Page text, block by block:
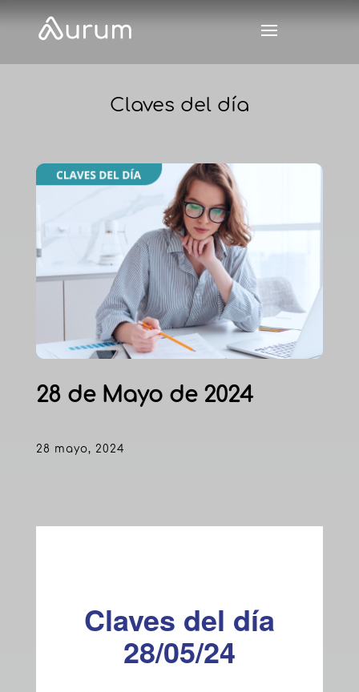
Claves del día
28 de Mayo de 2024
28 mayo, 2024
Claves del día
28/05/24